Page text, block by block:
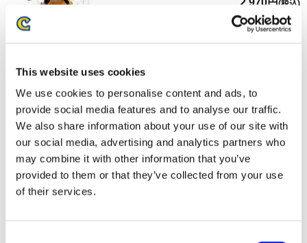
This website uses cookies
We use cookies to personalise content and ads, to
provide social media features and to analyse our traffic.
We also share information about your use of our site with
our social media, advertising and analytics partners who
may combine it with other information that you’ve
provided to them or that they’ve collected from your use
of their services.
2,970円(税込)
在庫：○ |148ポイント
amiibo ジェイミー【ストリートファイター6】 （ストリー
トファイターシリーズ）
お届け開始日： 2025/06/05 ～